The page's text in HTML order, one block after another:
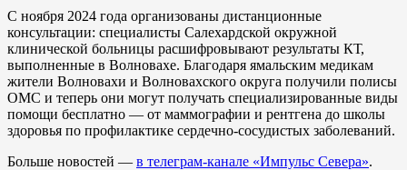
С ноября 2024 года организованы дистанционные
консультации: специалисты Салехардской окружной
клинической больницы расшифровывают результаты КТ,
выполненные в Волновахе. Благодаря ямальским медикам
жители Волновахи и Волновахского округа получили полисы
ОМС и теперь они могут получать специализированные виды
помощи бесплатно — от маммографии и рентгена до школы
здоровья по профилактике сердечно-сосудистых заболеваний.
Больше новостей — в телеграм-канале «Импульс Севера».